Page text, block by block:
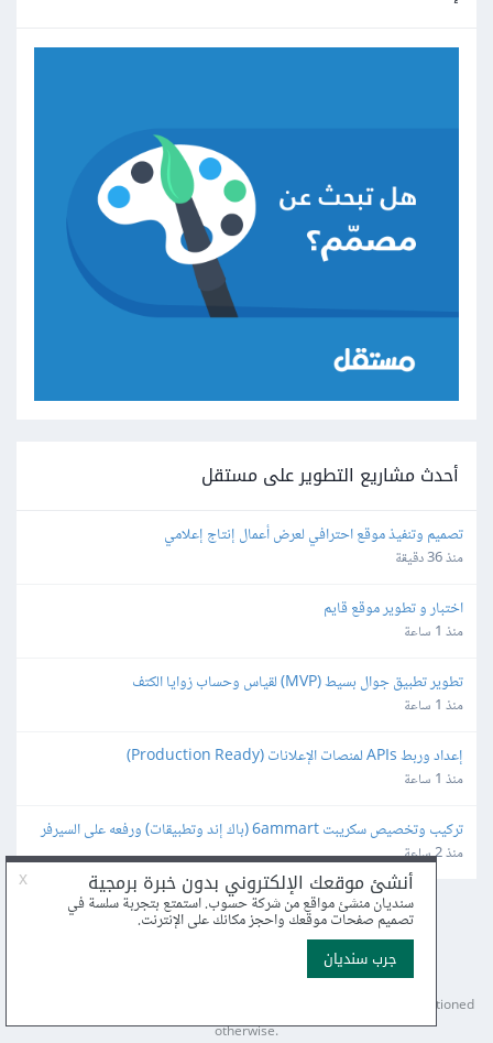
أحدث مشاريع التطوير على مستقل
تصميم وتنفيذ موقع احترافي لعرض أعمال إنتاج إعلامي
منذ 36 دقيقة
اختبار و تطوير موقع قايم
منذ 1 ساعة
تطوير تطبيق جوال بسيط (MVP) لقياس وحساب زوايا الكتف
منذ 1 ساعة
إعداد وربط APIs لمنصات الإعلانات (Production Ready)
منذ 1 ساعة
تركيب وتخصيص سكريبت 6ammart (باك إند وتطبيقات) ورفعه على السيرفر
والمتجر
منذ 2 ساعة
عن أكاديمية حسوب الأسئلة الشائعة اكتب معنا
إرشادات الاستخدام
unless mentioned
otherwise.